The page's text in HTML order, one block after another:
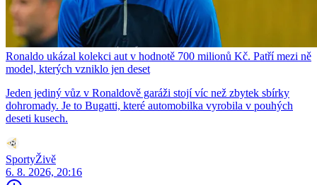
Ronaldo ukázal kolekci aut v hodnotě 700 milionů Kč. Patří mezi ně
model, kterých vzniklo jen deset
Jeden jediný vůz v Ronaldově garáži stojí víc než zbytek sbírky
dohromady. Je to Bugatti, které automobilka vyrobila v pouhých
deseti kusech.
SportyŽivě
6. 8. 2026, 20:16